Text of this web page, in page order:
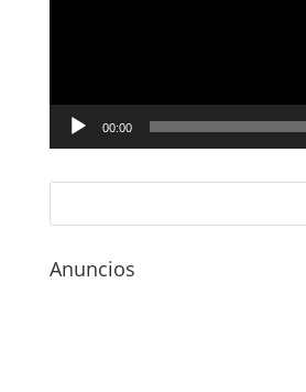
00:00
Anuncios